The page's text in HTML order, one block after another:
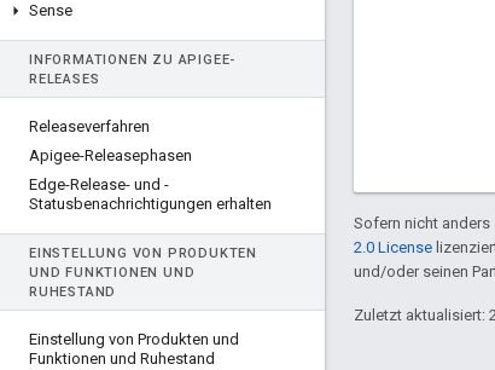
Sense
INFORMATIONEN ZU APIGEE-
RELEASES
Releaseverfahren
Apigee-Releasephasen
Edge-Release- und -
Statusbenachrichtigungen erhalten
EINSTELLUNG VON PRODUKTEN
UND FUNKTIONEN UND
RUHESTAND
Einstellung von Produkten und
Funktionen und Ruhestand
Sofern nicht anders
2.0 License
und/oder seinen
Zuletzt aktualisiert: